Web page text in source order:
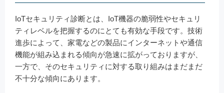
IoTセキュリティ診断とは、IoT機器の脆弱性やセキュリ
ティレベルを把握するのにとても有効な手段です。技術
進歩によって、家電などの製品にインターネットや通信
機能が組み込まれる傾向が急速に拡がっておりますが、
一方で、そのセキュリティに対する取り組みはまだまだ
不十分な傾向にあります。